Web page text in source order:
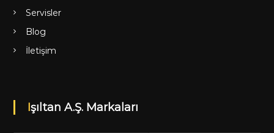
Servisler
Blog
İletişim
Işıltan A.Ş. Markaları